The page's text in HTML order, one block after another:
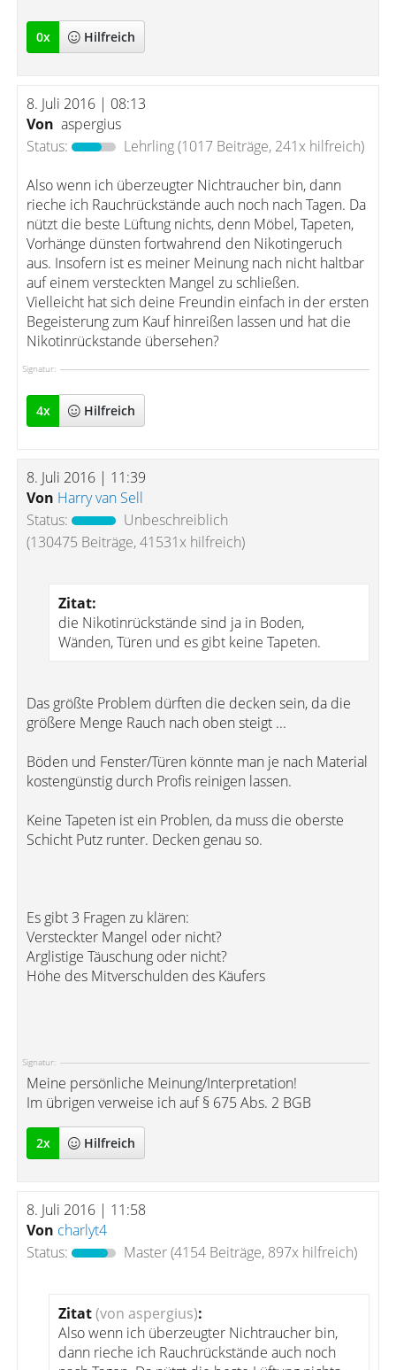
0x Hilfreich
8. Juli 2016 | 08:13
Von aspergius
Status:
Lehrling(1017 Beiträge, 241x hilfreich)
Also wenn ich überzeugter Nichtraucher bin, dann
rieche ich Rauchrückstände auch noch nach Tagen. Da
nützt die beste Lüftung nichts, denn Möbel, Tapeten,
Vorhänge dünsten fortwahrend den Nikotingeruch
aus. Insofern ist es meiner Meinung nach nicht haltbar
auf einem versteckten Mangel zu schließen.
Vielleicht hat sich deine Freundin einfach in der ersten
Begeisterung zum Kauf hinreißen lassen und hat die
Nikotinrückstande übersehen?
Signatur:
4x Hilfreich
8. Juli 2016 | 11:39
Von Harry van Sell
Status:
Unbeschreiblich
(130475 Beiträge, 41531x hilfreich)
Zitat:
die Nikotinrückstände sind ja in Boden,
Wänden, Türen und es gibt keine Tapeten.
Das größte Problem dürften die decken sein, da die
größere Menge Rauch nach oben steigt ...
Böden und Fenster/Türen könnte man je nach Material
kostengünstig durch Profis reinigen lassen.
Keine Tapeten ist ein Problen, da muss die oberste
Schicht Putz runter. Decken genau so.
Es gibt 3 Fragen zu klären:
Versteckter Mangel oder nicht?
Arglistige Täuschung oder nicht?
Höhe des Mitverschulden des Käufers
Signatur:
Meine persönliche Meinung/Interpretation!
Im übrigen verweise ich auf § 675 Abs. 2 BGB
2x Hilfreich
8. Juli 2016 | 11:58
Von charlyt4
Status:
Master(4154 Beiträge, 897x hilfreich)
Zitat(von aspergius):
Also wenn ich überzeugter Nichtraucher bin,
dann rieche ich Rauchrückstände auch noch